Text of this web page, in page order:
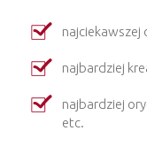
najbardziej
najbardziej
etc.